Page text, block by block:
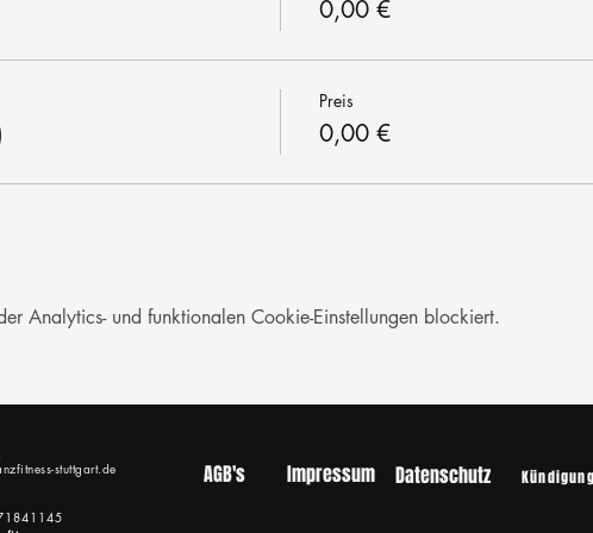
0,00 €
Preis
0,00 €
Analytics- und funktionalen Cookie-Einstellungen blockiert.
stuttgart.de AGB's Impressum Datenschutz Kündigung